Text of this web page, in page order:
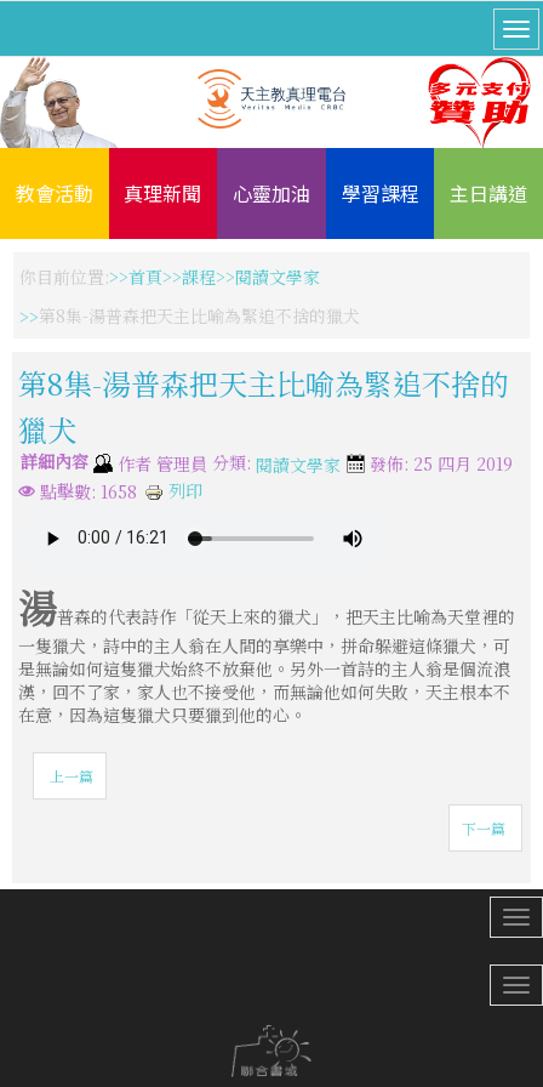
教會活動 真理新聞 心靈加油 學習課程 主日講道
你目前位置: 首頁 課程
閱讀文學家
第8集-湯普森把天主比喻為緊追不捨的獵犬
第8集-湯普森把天主比喻為緊追不捨的
獵犬
詳細內容 作者 管理員 分類: 閱讀文學家
發佈: 25 四月 2019
點擊數: 1658
列印
湯普森的代表詩作「從天上來的獵犬」，把天主比喻為天堂裡的
一隻獵犬，詩中的主人翁在人間的享樂中，拼命躲避這條獵犬，可
是無論如何這隻獵犬始終不放棄他。另外一首詩的主人翁是個流浪
漢，回不了家，家人也不接受他，而無論他如何失敗，天主根本不
在意，因為這隻獵犬只要獵到他的心。
上一篇
下一篇